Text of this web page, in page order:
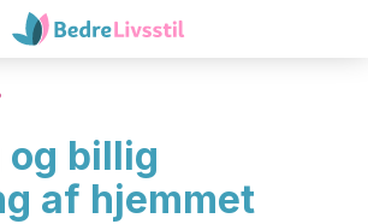
billig
af hjemmet